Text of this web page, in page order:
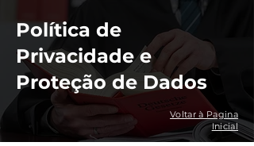
Política de
Privacidade e
Proteção de Dados
Voltar à Pagina
Inicial